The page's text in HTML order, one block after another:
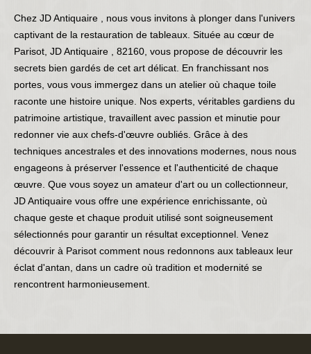
Chez JD Antiquaire , nous vous invitons à plonger dans l'univers
captivant de la restauration de tableaux. Située au cœur de
Parisot, JD Antiquaire , 82160, vous propose de découvrir les
secrets bien gardés de cet art délicat. En franchissant nos
portes, vous vous immergez dans un atelier où chaque toile
raconte une histoire unique. Nos experts, véritables gardiens du
patrimoine artistique, travaillent avec passion et minutie pour
redonner vie aux chefs-d'œuvre oubliés. Grâce à des
techniques ancestrales et des innovations modernes, nous nous
engageons à préserver l'essence et l'authenticité de chaque
œuvre. Que vous soyez un amateur d'art ou un collectionneur,
JD Antiquaire vous offre une expérience enrichissante, où
chaque geste et chaque produit utilisé sont soigneusement
sélectionnés pour garantir un résultat exceptionnel. Venez
découvrir à Parisot comment nous redonnons aux tableaux leur
éclat d'antan, dans un cadre où tradition et modernité se
rencontrent harmonieusement.